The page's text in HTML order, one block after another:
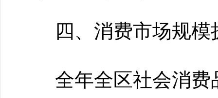
四、消费市场规
全年全区社会消费